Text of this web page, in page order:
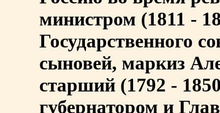
министром (1811 -
Государственного
сыновей, маркиз
старший (1792 -
губернатором и